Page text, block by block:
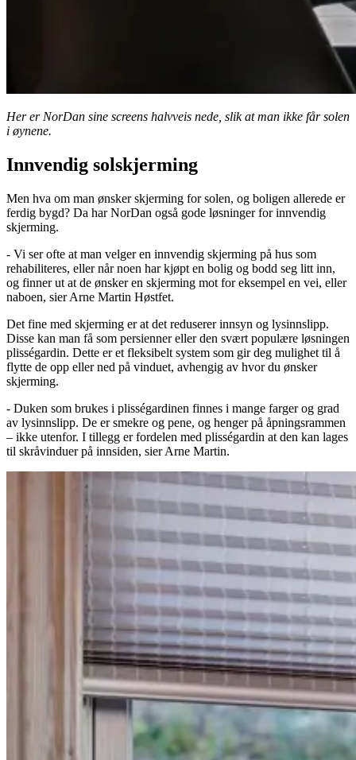
Her er NorDan sine screens halvveis nede, slik at man ikke får solen
i øynene.
Innvendig solskjerming
Men hva om man ønsker skjerming for solen, og boligen allerede er
ferdig bygd? Da har NorDan også gode løsninger for innvendig
skjerming.
- Vi ser ofte at man velger en innvendig skjerming på hus som
rehabiliteres, eller når noen har kjøpt en bolig og bodd seg litt inn,
og finner ut at de ønsker en skjerming mot for eksempel en vei, eller
naboen, sier Arne Martin Høstfet.
Det fine med skjerming er at det reduserer innsyn og lysinnslipp.
Disse kan man få som persienner eller den svært populære løsningen
plisségardin. Dette er et fleksibelt system som gir deg mulighet til å
flytte de opp eller ned på vinduet, avhengig av hvor du ønsker
skjerming.
- Duken som brukes i plisségardinen finnes i mange farger og grad
av lysinnslipp. De er smekre og pene, og henger på åpningsrammen
– ikke utenfor. I tillegg er fordelen med plisségardin at den kan lages
til skråvinduer på innsiden, sier Arne Martin.